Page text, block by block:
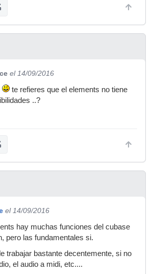
el 14/09/2016
te refieres que el elements no tiene
..?
el 14/09/2016
hay muchas funciones del cubase
pero las fundamentales si.
trabajar bastante decentemente, si no
el audio a midi, etc....